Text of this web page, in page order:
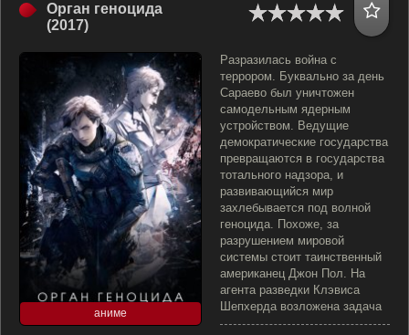
Орган геноцида
(2017)
аниме
Разразилась война с
террором. Буквально за день
Сараево был уничтожен
самодельным ядерным
устройством. Ведущие
демократические государства
превращаются в государства
тотального надзора, и
развивающийся мир
захлебывается под волной
геноцида. Похоже, за
разрушением мировой
системы стоит таинственный
американец Джон Пол. На
агента разведки Клэвиса
Шепхерда возложена задача